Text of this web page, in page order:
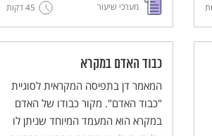
מערכי שיעור 45 דקות
כבוד האדם במקרא
המאמר דן בתפיסה המקראית לסוגיית
"כבוד האדם". מקור כבודו של האדם
במקרא הוא המעמד המיוחד שניתן לו